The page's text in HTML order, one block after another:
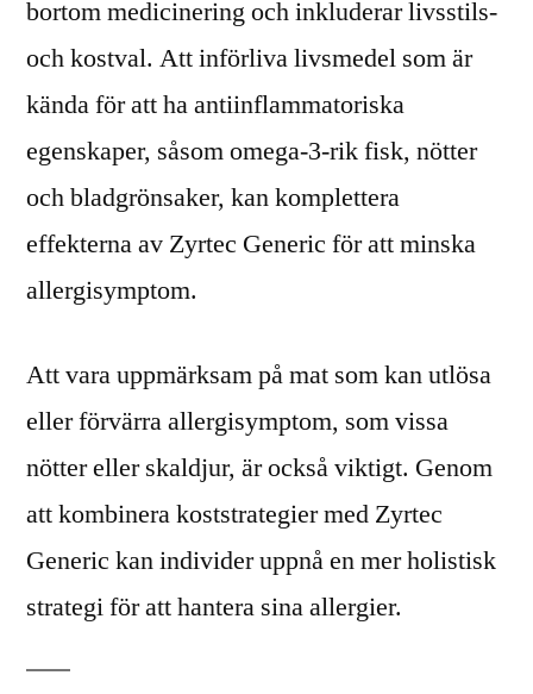
bortom medicinering och inkluderar livsstils-
och kostval. Att införliva livsmedel som är
kända för att ha antiinflammatoriska
egenskaper, såsom omega-3-rik fisk, nötter
och bladgrönsaker, kan komplettera
effekterna av Zyrtec Generic för att minska
allergisymptom.
Att vara uppmärksam på mat som kan utlösa
eller förvärra allergisymptom, som vissa
nötter eller skaldjur, är också viktigt. Genom
att kombinera koststrategier med Zyrtec
Generic kan individer uppnå en mer holistisk
strategi för att hantera sina allergier.